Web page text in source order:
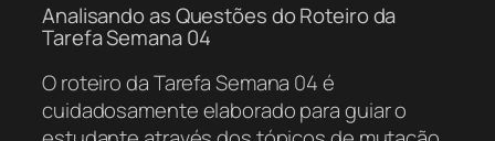
Analisando as Questões do Roteiro da
Tarefa Semana 04
O roteiro da Tarefa Semana 04 é
cuidadosamente elaborado para guiar o